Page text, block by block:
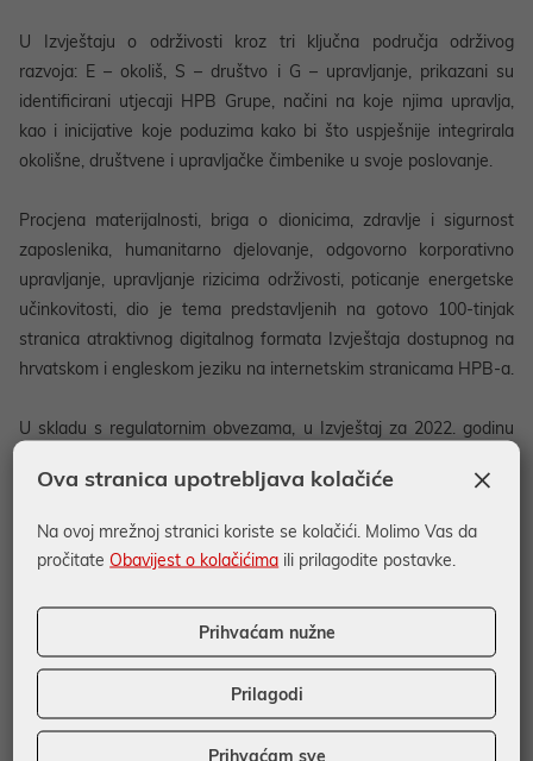
U Izvještaju o održivosti kroz tri ključna područja održivog
razvoja: E – okoliš, S – društvo i G – upravljanje, prikazani su
identificirani utjecaji HPB Grupe, načini na koje njima upravlja,
kao i inicijative koje poduzima kako bi što uspješnije integrirala
okolišne, društvene i upravljačke čimbenike u svoje poslovanje.
Procjena materijalnosti, briga o dionicima, zdravlje i sigurnost
zaposlenika, humanitarno djelovanje, odgovorno korporativno
upravljanje, upravljanje rizicima održivosti, poticanje energetske
učinkovitosti, dio je tema predstavljenih na gotovo 100-tinjak
stranica atraktivnog digitalnog formata Izvještaja dostupnog na
hrvatskom i engleskom jeziku na internetskim stranicama HPB-a.
U skladu s regulatornim obvezama, u Izvještaj za 2022. godinu
skladu s Uredbom o taksonomiji, ključnim dokumentom EU za
identificirala fizičke i tranzicijske rizike za gospodarske djelatnosti
svog portfelja, kao pripremnu radnju testiranja otpornosti na
stres i procjene utjecaja klimatskih promjena na svoje poslovanje
U Izvještaju su predstavljeni ciljevi održivosti Banke do 2030.
godine uključujući strateške ciljeve održivosti te okolišne ciljeve
temeljene na Uredbi o taksonomiji.
×
Ova stranica upotrebljava kolačiće
Na ovoj mrežnoj stranici koriste se kolačići. Molimo Vas da
pročitateObavijest o kolačićima ili prilagodite postavke.
Prihvaćam nužne
Prilagodi
Prihvaćam sve